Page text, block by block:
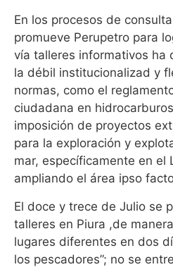
En los procesos de
promueve Perupetro para
vía talleres informativos ha
la débil institucionalizad y
normas, como el
ciudadana en
imposición de proyectos
para la exploración y
mar, específicamente en el
ampliando el área ipso
El doce y trece de Julio se
talleres en Piura ,de
lugares diferentes en dos
los pescadores”; no se